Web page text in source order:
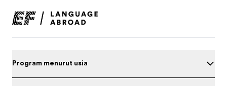
Program menurut usia